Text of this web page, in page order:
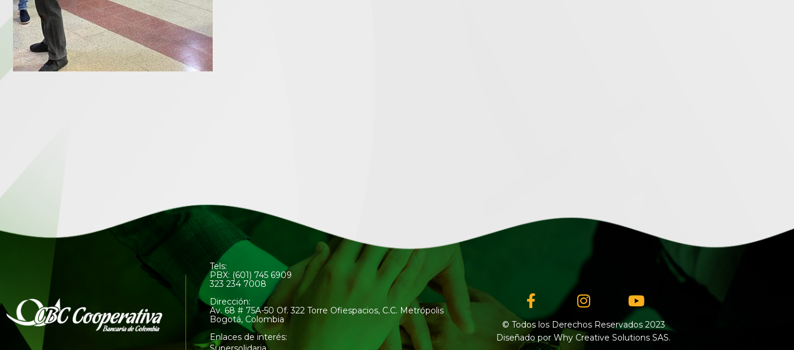
Tels:
PBX: (601) 745 6909
323 234 7008
Dirección:
Av. 68 # 75A-50 Of. 322 Torre Ofiespacios, C.C. Metrópolis
Bogotá, Colombia
Enlaces de interés:
Facebook-
f
InstagramYoutube
© Todos los Derechos Reservados 2023
Diseñado por Why Creative Solutions SAS.